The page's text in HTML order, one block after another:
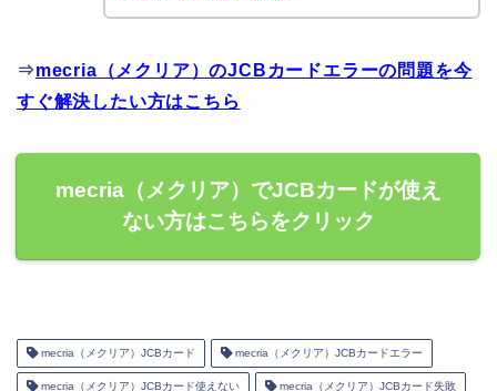
⇒mecria（メクリア）のJCBカードエラーの問題を今
すぐ解決したい方はこちら
mecria（メクリア）でJCBカードが使え
ない方はこちらをクリック
mecria（メクリア）JCBカード mecria（メクリア）JCBカードエラー
mecria（メクリア）JCBカード使えない mecria（メクリア）JCBカード失敗